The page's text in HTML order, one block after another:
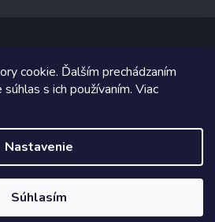
cookie. Ďalším prechádzaním
s ich používaním. Viac
Nastavenie
Súhlasím
Stuhy. Všetky práva vyhradené.
Shoptet implementoval
Shoptetak.cz.
Vytvoril Shoptet